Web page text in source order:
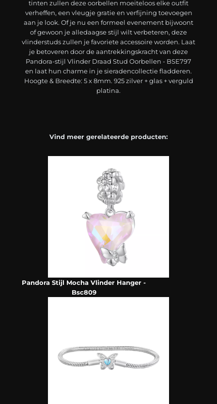
tinten zullen deze oorbellen moeiteloos elke outfit
verheffen, een vleugje gratie en verfijning toevoegen
aan je look. Of je nu een formeel evenement bijwoont
of gewoon je alledaagse stijl wilt verbeteren, deze
vlinderstuds zullen je favoriete accessoire worden. Laat
je betoveren door de aantrekkingskracht van deze
Pandora-stijl Vlinder Draad Stud Oorbellen - BSE797
en laat hun charme in je sieradencollectie fladderen.
Hoogte & Breedte: 5 x 8mm. 925 zilver + glas + verguld
platina.
Vind meer gerelateerde producten:
Pandora Stijl Mocha Vlinder Hanger -
Bsc809